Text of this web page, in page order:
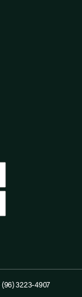
(96) 3223-4907